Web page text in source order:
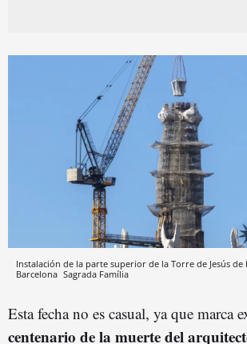
Instalación de la parte superior de la Torre de Jesús de
Barcelona Sagrada Família
Esta fecha no es casual, ya que marca
centenario de la muerte del